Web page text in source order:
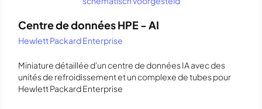
Centre de données HPE - AI
Hewlett Packard Enterprise
Miniature détaillée d'un centre de données IA avec des
unités de refroidissement et un complexe de tubes pour
Hewlett Packard Enterprise